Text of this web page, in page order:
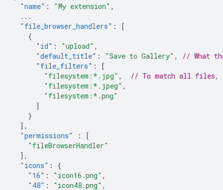
"name" : "My extension" ,
...
"file_browser_handlers" :
[
{
"id" : "upload" ,
"default_title" : "Save to Gallery" ,
// What
"file_filters" :
[
"filesystem:*.jpg" ,
// To match all files,
"filesystem:*.jpeg" ,
"filesystem:*.png"
]
}
],
"permissions"
:
[
"fileBrowserHandler"
],
"icons" :
{
"16" : "icon16.png" ,
"48" : "icon48.png" ,